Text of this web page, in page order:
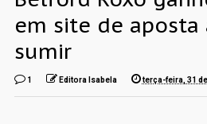
em site de aposta
sumir
1 Editora Isabela terça-feira, 31